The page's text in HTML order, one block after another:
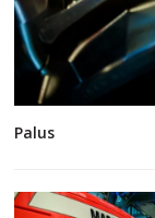
Palus